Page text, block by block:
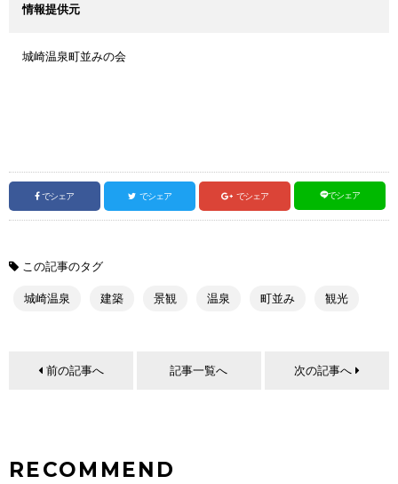
情報提供元
城崎温泉町並みの会
でシェア でシェア でシェア でシェア
この記事のタグ
城崎温泉 建築 景観 温泉 町並み 観光
前の記事へ 記事一覧へ 次の記事へ
RECOMMEND